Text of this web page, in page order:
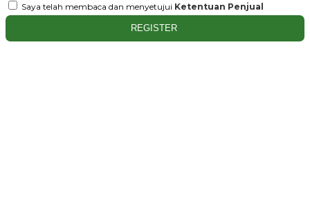
Saya telah membaca dan menyetujui Ketentuan Penjual
REGISTER